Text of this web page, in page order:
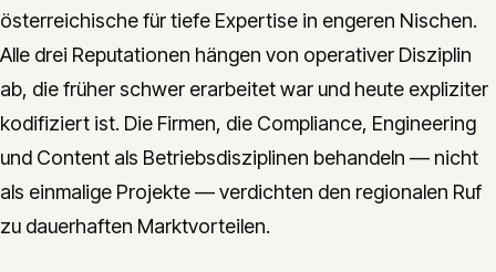
österreichische für tiefe Expertise in engeren Nischen.
Alle drei Reputationen hängen von operativer Disziplin
ab, die früher schwer erarbeitet war und heute expliziter
kodifiziert ist. Die Firmen, die Compliance, Engineering
und Content als Betriebsdisziplinen behandeln — nicht
als einmalige Projekte — verdichten den regionalen Ruf
zu dauerhaften Marktvorteilen.